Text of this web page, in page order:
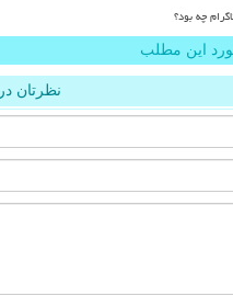
چه بود؟
این مطلب
نظرتان